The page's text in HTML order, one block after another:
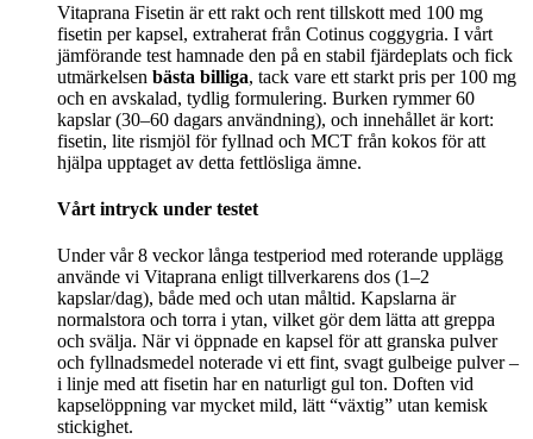
Vitaprana Fisetin är ett rakt och rent tillskott med 100 mg
fisetin per kapsel, extraherat från Cotinus coggygria. I vårt
jämförande test hamnade den på en stabil fjärdeplats och fick
utmärkelsen bästa billiga, tack vare ett starkt pris per 100 mg
och en avskalad, tydlig formulering. Burken rymmer 60
kapslar (30–60 dagars användning), och innehållet är kort:
fisetin, lite rismjöl för fyllnad och MCT från kokos för att
hjälpa upptaget av detta fettlösliga ämne.
Vårt intryck under testet
Under vår 8 veckor långa testperiod med roterande upplägg
använde vi Vitaprana enligt tillverkarens dos (1–2
kapslar/dag), både med och utan måltid. Kapslarna är
normalstora och torra i ytan, vilket gör dem lätta att greppa
och svälja. När vi öppnade en kapsel för att granska pulver
och fyllnadsmedel noterade vi ett fint, svagt gulbeige pulver –
i linje med att fisetin har en naturligt gul ton. Doften vid
kapselöppning var mycket mild, lätt “växtig” utan kemisk
stickighet.